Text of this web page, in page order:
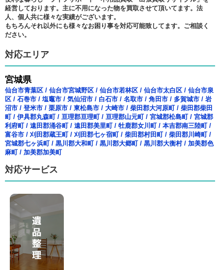
経営しております。主に不用になった物を買取させて頂いてます。法
人、個人共に様々な実績がございます。
もちろんそれ以外にも様々なお困り事を対応可能致してます。ご相談く
ださい。
対応エリア
宮城県
仙台市青葉区 / 仙台市宮城野区 / 仙台市若林区 / 仙台市太白区 / 仙台市泉
区 / 石巻市 / 塩竈市 / 気仙沼市 / 白石市 / 名取市 / 角田市 / 多賀城市 / 岩
沼市 / 登米市 / 栗原市 / 東松島市 / 大崎市 / 柴田郡大河原町/ 柴田郡柴田
町/ 伊具郡丸森町/ 亘理郡亘理町/ 亘理郡山元町/ 宮城郡松島町/ 宮城郡
利府町/ 遠田郡涌谷町/ 遠田郡美里町/ 牡鹿郡女川町/ 本吉郡南三陸町/
富谷市 / 刈田郡蔵王町/ 刈田郡七ヶ宿町/ 柴田郡村田町/ 柴田郡川崎町/
宮城郡七ヶ浜町/ 黒川郡大和町/ 黒川郡大郷町/ 黒川郡大衡村/ 加美郡色
麻町/ 加美郡加美町
対応サービス